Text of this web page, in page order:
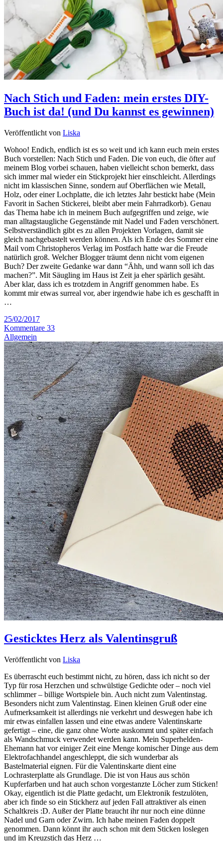
Nach Stich und Faden: mein erstes DIY-
Buch ist da! (und Du kannst es gewinnen)
Veröffentlicht von Liska
Wohoo! Endich, endlich ist es so weit und ich kann euch mein erstes
Buch vorstellen: Nach Stich und Faden. Die von euch, die öfter auf
meinem Blog vorbei schauen, haben vielleicht schon bemerkt, dass
sich immer mal wieder ein Stickprojekt hier einschleicht. Allerdings
nicht im klassischen Sinne, sondern auf Oberflächen wie Metall,
Holz, oder einer Lochplatte, die ich letztes Jahr bestickt habe (Mein
Favorit in Sachen Stickerei, bleibt aber mein Fahrradkorb). Genau
das Thema habe ich in meinem Buch aufgegriffen und zeige, wie
man alltagstaugliche Gegenstände mit Nadel und Faden verschönert.
Selbstverständlich gibt es zu allen Projekten Vorlagen, damit sie
gleich nachgebastelt werden können. Als ich Ende des Sommer eine
Mail vom Christopheros Verlag im Postfach hatte war die Freude
natürlich groß. Welcher Blogger träumt denn nicht vom eigenen
Buch? Der zweite Gedanke war dann “Ähh, und wann soll ich das
machen?”. Mit Säugling im Haus ist Zeit ja eher spärlich gesäht.
Aber klar, dass ich es trotzdem in Angriff genommen habe. Es
kommt mir etwas surreal vor, aber irgendwie habe ich es geschafft in
…
25/02/2017
Kommentare 33
Allgemein
Gesticktes Herz als Valentinsgruß
Veröffentlicht von Liska
Es überrascht euch bestimmt nicht, zu hören, dass ich nicht so der
Typ für rosa Herzchen und schwülstige Gedichte oder – noch viel
schlimmer – billige Wortspiele bin. Auch nicht zum Valentinstag.
Besonders nicht zum Valentinstag. Einen kleinen Gruß oder eine
Aufmerksamkeit ist allerdings nie verkehrt und deswegen habe ich
mir etwas einfallen lassen und eine etwas andere Valentinskarte
gefertigt – eine, die ganz ohne Worte auskommt und später einfach
als Wandschmuck verwendet werden kann. Mein Superhelden-
Ehemann hat vor einiger Zeit eine Menge komischer Dinge aus dem
Elektrofachhandel angeschleppt, die sich wunderbar als
Bastelmaterial eignen. Für die Valentinskarte dient eine
Lochrasterplatte als Grundlage. Die ist von Haus aus schön
Kupferfarben und hat auch schon vorgestanzte Löcher zum Sticken!
Okay, eigentlich ist die Platte gedacht, um Elektronik festzulöten,
aber ich finde so ein Stickherz auf jeden Fall attraktiver als einen
Schaltkreis :D. Außer der Platte braucht ihr nur noch eine dünne
Nadel und Garn oder Zwirn. Ich habe meinen Faden doppelt
genommen. Dann könnt ihr auch schon mit dem Sticken loslegen
und im Kreuzstich das Herz …